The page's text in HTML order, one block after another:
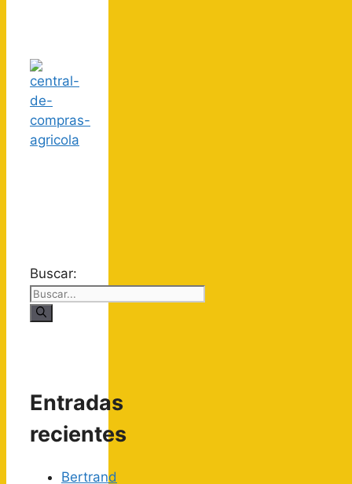
Buscar:
Entradas
recientes
Bertrand